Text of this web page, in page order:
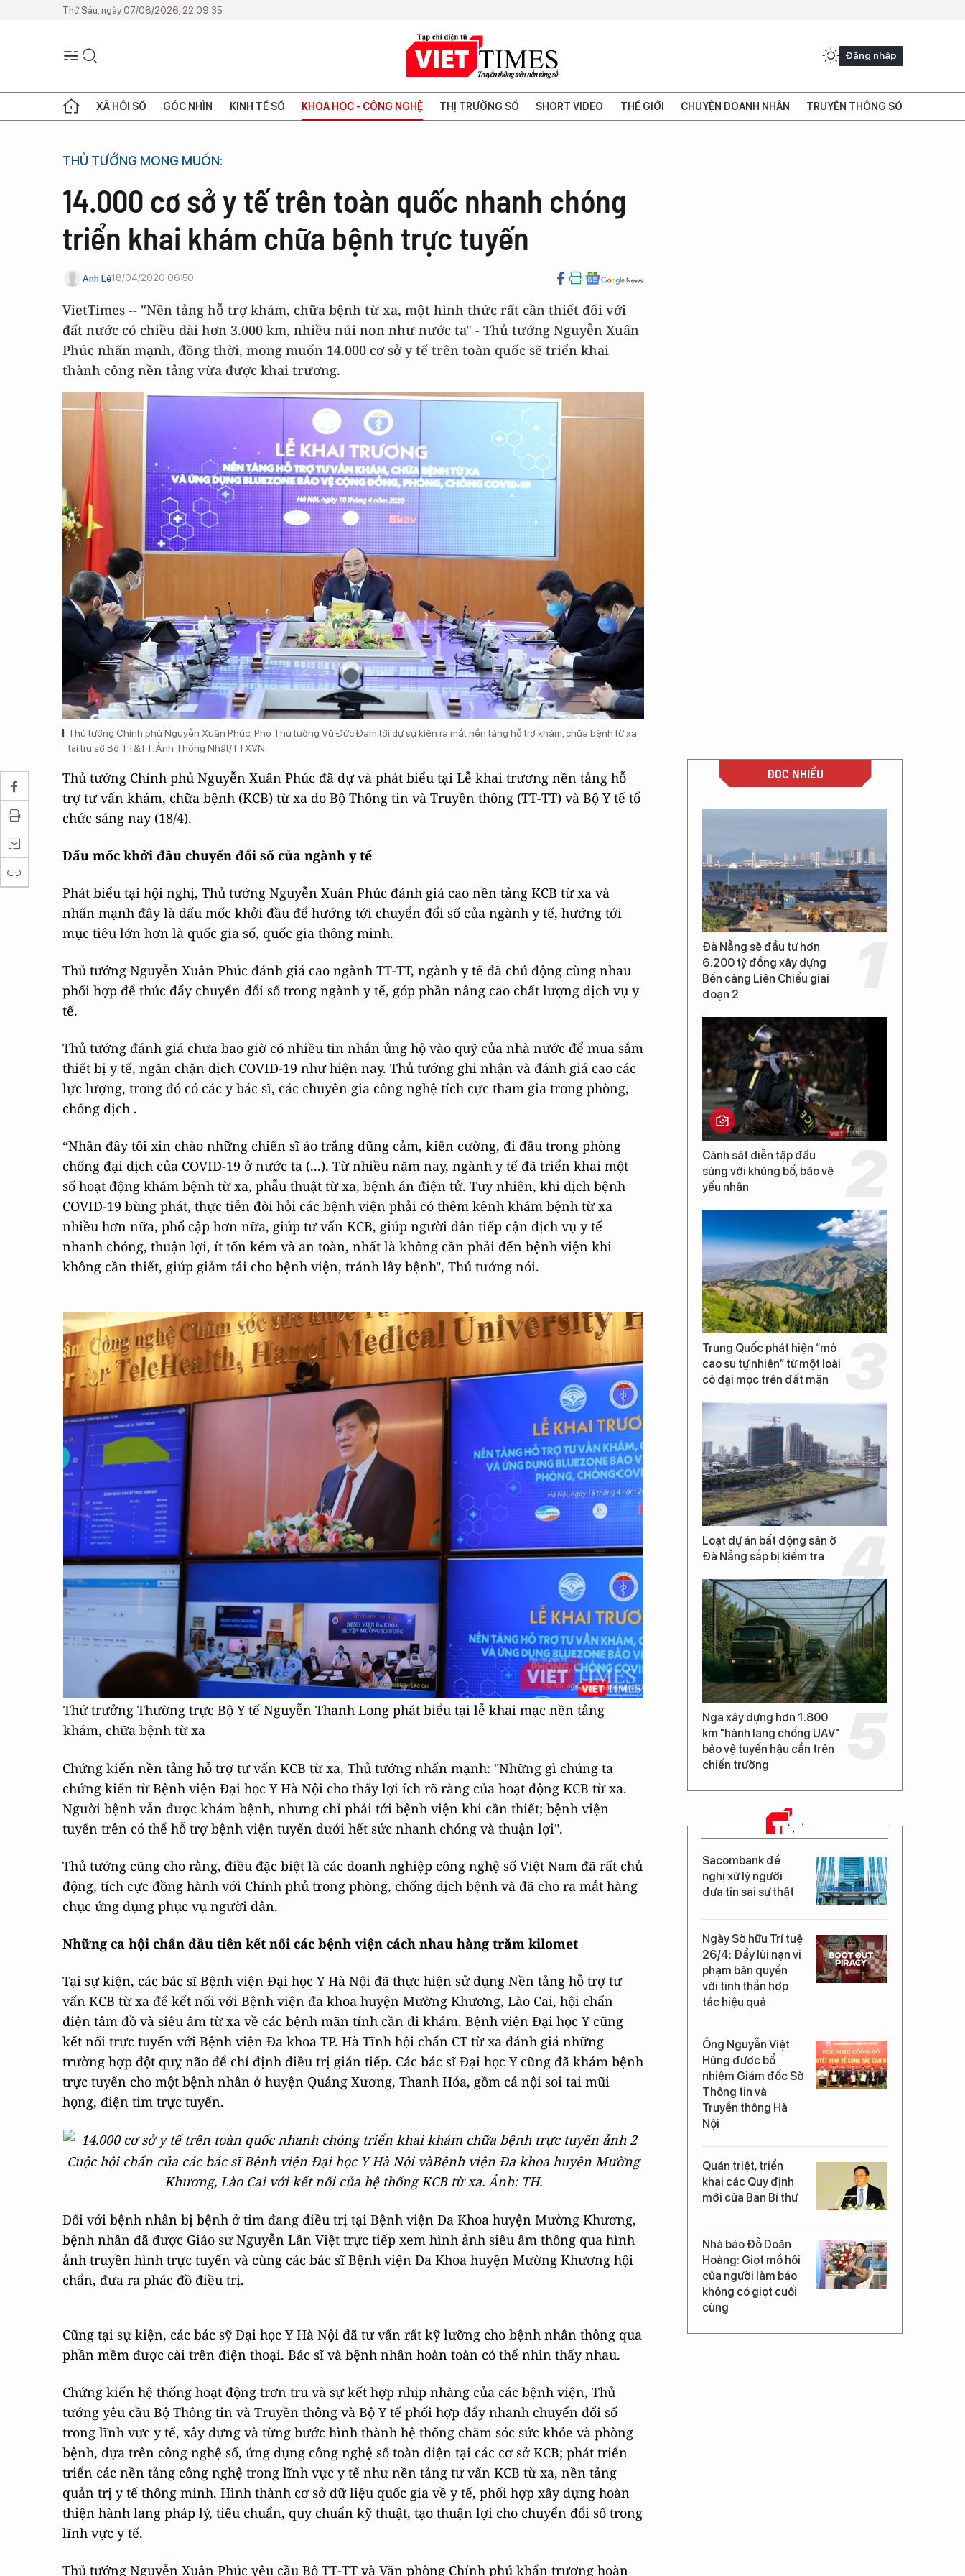
Thứ Sáu, ngày 07/08/2026, 22:09:35
Đăng nhập
XÃ HỘI SỐ GÓC NHÌN KINH TẾ SỐ KHOA HỌC - CÔNG NGHỆ THỊ TRƯỜNG SỐ SHORT VIDEO THẾ GIỚI CHUYỆN DOANH NHÂN TRUYỀN THÔNG SỐ
THỦ TƯỚNG MONG MUỐN:
14.000 cơ sở y tế trên toàn quốc nhanh chóng
triển khai khám chữa bệnh trực tuyến
Anh Lê18/04/2020 06:50
VietTimes -- "Nền tảng hỗ trợ khám, chữa bệnh từ xa, một hình thức rất cần thiết đối với
đất nước có chiều dài hơn 3.000 km, nhiều núi non như nước ta" - Thủ tướng Nguyễn Xuân
Phúc nhấn mạnh, đồng thời, mong muốn 14.000 cơ sở y tế trên toàn quốc sẽ triển khai
thành công nền tảng vừa được khai trương.
Thủ tướng Chính phủ Nguyễn Xuân Phúc; Phó Thủ tướng Vũ Đức Đam tới dự sự kiện ra mắt nền tảng hỗ trợ khám, chữa bệnh từ xa
tại trụ sở Bộ TT&TT. Ảnh Thống Nhất/TTXVN.
Thủ tướng Chính phủ Nguyễn Xuân Phúc đã dự và phát biểu tại Lễ khai trương nền tảng hỗ
trợ tư vấn khám, chữa bệnh (KCB) từ xa do Bộ Thông tin và Truyền thông (TT-TT) và Bộ Y tế tổ
chức sáng nay (18/4).
Dấu mốc khởi đầu chuyển đổi số của ngành y tế
Phát biểu tại hội nghị, Thủ tướng Nguyễn Xuân Phúc đánh giá cao nền tảng KCB từ xa và
nhấn mạnh đây là dấu mốc khởi đầu để hướng tới chuyển đổi số của ngành y tế, hướng tới
mục tiêu lớn hơn là quốc gia số, quốc gia thông minh.
Thủ tướng Nguyễn Xuân Phúc đánh giá cao ngành TT-TT, ngành y tế đã chủ động cùng nhau
phối hợp để thúc đẩy chuyển đổi số trong ngành y tế, góp phần nâng cao chất lượng dịch vụ y
tế.
Thủ tướng đánh giá chưa bao giờ có nhiều tin nhắn ủng hộ vào quỹ của nhà nước để mua sắm
thiết bị y tế, ngăn chặn dịch COVID-19 như hiện nay. Thủ tướng ghi nhận và đánh giá cao các
lực lượng, trong đó có các y bác sĩ, các chuyên gia công nghệ tích cực tham gia trong phòng,
chống dịch .
“Nhân đây tôi xin chào những chiến sĩ áo trắng dũng cảm, kiên cường, đi đầu trong phòng
chống đại dịch của COVID-19 ở nước ta (...). Từ nhiều năm nay, ngành y tế đã triển khai một
số hoạt động khám bệnh từ xa, phẫu thuật từ xa, bệnh án điện tử. Tuy nhiên, khi dịch bệnh
COVID-19 bùng phát, thực tiễn đòi hỏi các bệnh viện phải có thêm kênh khám bệnh từ xa
nhiều hơn nữa, phổ cập hơn nữa, giúp tư vấn KCB, giúp người dân tiếp cận dịch vụ y tế
nhanh chóng, thuận lợi, ít tốn kém và an toàn, nhất là không cần phải đến bệnh viện khi
không cần thiết, giúp giảm tải cho bệnh viện, tránh lây bệnh", Thủ tướng nói.
Thứ trưởng Thường trực Bộ Y tế Nguyễn Thanh Long phát biểu tại lễ khai mạc nền tảng
khám, chữa bệnh từ xa
Chứng kiến nền tảng hỗ trợ tư vấn KCB từ xa, Thủ tướng nhấn mạnh: "Những gì chúng ta
chứng kiến từ Bệnh viện Đại học Y Hà Nội cho thấy lợi ích rõ ràng của hoạt động KCB từ xa.
Người bệnh vẫn được khám bệnh, nhưng chỉ phải tới bệnh viện khi cần thiết; bệnh viện
tuyến trên có thể hỗ trợ bệnh viện tuyến dưới hết sức nhanh chóng và thuận lợi".
Thủ tướng cũng cho rằng, điều đặc biệt là các doanh nghiệp công nghệ số Việt Nam đã rất chủ
động, tích cực đồng hành với Chính phủ trong phòng, chống dịch bệnh và đã cho ra mắt hàng
chục ứng dụng phục vụ người dân.
Những ca hội chẩn đầu tiên kết nối các bệnh viện cách nhau hàng trăm kilomet
Tại sự kiện, các bác sĩ Bệnh viện Đại học Y Hà Nội đã thực hiện sử dụng Nền tảng hỗ trợ tư
vấn KCB từ xa để kết nối với Bệnh viện đa khoa huyện Mường Khương, Lào Cai, hội chẩn
điện tâm đồ và siêu âm từ xa về các bệnh mãn tính cần đi khám. Bệnh viện Đại học Y cũng
kết nối trực tuyến với Bệnh viện Đa khoa TP. Hà Tĩnh hội chẩn CT từ xa đánh giá những
trường hợp đột quỵ não để chỉ định điều trị gián tiếp. Các bác sĩ Đại học Y cũng đã khám bệnh
trực tuyến cho một bệnh nhân ở huyện Quảng Xương, Thanh Hóa, gồm cả nội soi tai mũi
họng, điện tim trực tuyến.
Cuộc hội chẩn của các bác sĩ Bệnh viện Đại học Y Hà Nội vàBệnh viện Đa khoa huyện Mường
Khương, Lào Cai với kết nối của hệ thống KCB từ xa. Ảnh: TH.
Đối với bệnh nhân bị bệnh ở tim đang điều trị tại Bệnh viện Đa Khoa huyện Mường Khương,
bệnh nhân đã được Giáo sư Nguyễn Lân Việt trực tiếp xem hình ảnh siêu âm thông qua hình
ảnh truyền hình trực tuyến và cùng các bác sĩ Bệnh viện Đa Khoa huyện Mường Khương hội
chẩn, đưa ra phác đồ điều trị.
Cũng tại sự kiện, các bác sỹ Đại học Y Hà Nội đã tư vấn rất kỹ lưỡng cho bệnh nhân thông qua
phần mềm được cài trên điện thoại. Bác sĩ và bệnh nhân hoàn toàn có thể nhìn thấy nhau.
Chứng kiến hệ thống hoạt động trơn tru và sự kết hợp nhịp nhàng của các bệnh viện, Thủ
tướng yêu cầu Bộ Thông tin và Truyền thông và Bộ Y tế phối hợp đẩy nhanh chuyển đổi số
trong lĩnh vực y tế, xây dựng và từng bước hình thành hệ thống chăm sóc sức khỏe và phòng
bệnh, dựa trên công nghệ số, ứng dụng công nghệ số toàn diện tại các cơ sở KCB; phát triển
triển các nền tảng công nghệ trong lĩnh vực y tế như nền tảng tư vấn KCB từ xa, nền tảng
quản trị y tế thông minh. Hình thành cơ sở dữ liệu quốc gia về y tế, phối hợp xây dựng hoàn
thiện hành lang pháp lý, tiêu chuẩn, quy chuẩn kỹ thuật, tạo thuận lợi cho chuyển đổi số trong
lĩnh vực y tế.
Thủ tướng Nguyễn Xuân Phúc yêu cầu Bộ TT-TT và Văn phòng Chính phủ khẩn trương hoàn
ĐỌC NHIỀU
Đà Nẵng sẽ đầu tư hơn
6.200 tỷ đồng xây dựng
Bến cảng Liên Chiểu giai
đoạn 2
Cảnh sát diễn tập đấu
súng với khủng bố, bảo vệ
yếu nhân
Trung Quốc phát hiện “mỏ
cao su tự nhiên” từ một loài
cỏ dại mọc trên đất mặn
Loạt dự án bất động sản ở
Đà Nẵng sắp bị kiểm tra
Nga xây dựng hơn 1.800
km "hành lang chống UAV"
bảo vệ tuyến hậu cần trên
chiến trường
TIN MỚI
Sacombank đề
nghị xử lý người
đưa tin sai sự thật
Ngày Sở hữu Trí tuệ
26/4: Đẩy lùi nạn vi
phạm bản quyền
với tinh thần hợp
tác hiệu quả
Ông Nguyễn Việt
Hùng được bổ
nhiệm Giám đốc Sở
Thông tin và
Truyền thông Hà
Nội
Quán triệt, triển
khai các Quy định
mới của Ban Bí thư
Nhà báo Đỗ Doãn
Hoàng: Giọt mồ hôi
của người làm báo
không có giọt cuối
cùng